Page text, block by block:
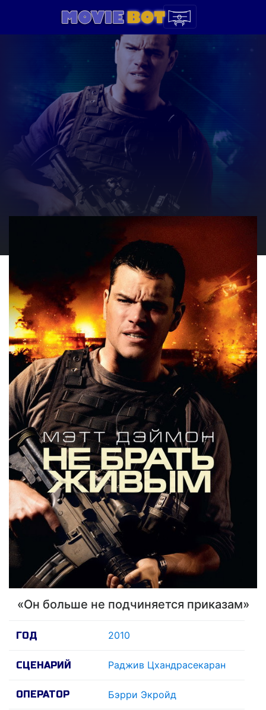
«Он больше не подчиняется приказам»
ГОД 2010
СЦЕНАРИЙ Раджив Цхандрасекаран
ОПЕРАТОР Бэрри Экройд